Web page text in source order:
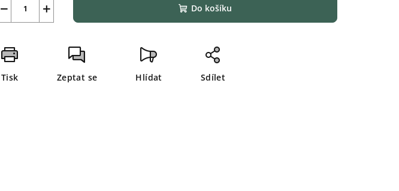
+
− Do košíku
Tisk Zeptat se Hlídat Sdílet